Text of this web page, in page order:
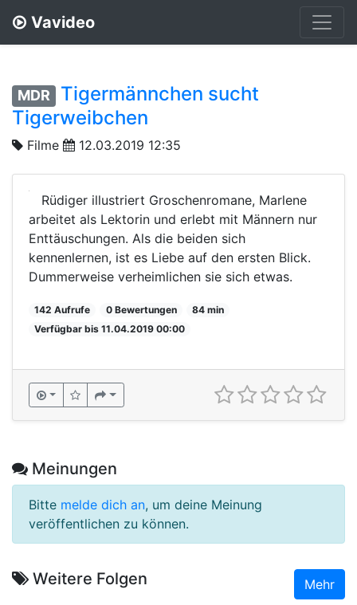
Vavideo
MDR
Tigermännchen sucht
Tigerweibchen
Filme 12.03.2019 12:35
Rüdiger illustriert Groschenromane, Marlene
arbeitet als Lektorin und erlebt mit Männern nur
Enttäuschungen. Als die beiden sich
kennenlernen, ist es Liebe auf den ersten Blick.
Dummerweise verheimlichen sie sich etwas.
142 Aufrufe 0 Bewertungen
84 min
Verfügbar bis 11.04.2019 00:00
Meinungen
Bitte melde dich an, um deine Meinung
veröffentlichen zu können.
Weitere Folgen Mehr